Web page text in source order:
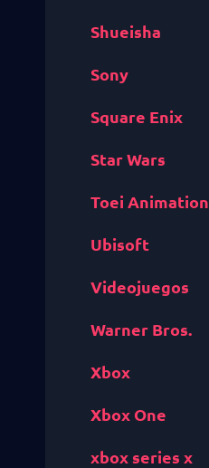
Shueisha
Sony
Square Enix
Star Wars
Toei Animation
Ubisoft
Videojuegos
Warner Bros.
Xbox
Xbox One
xbox series x